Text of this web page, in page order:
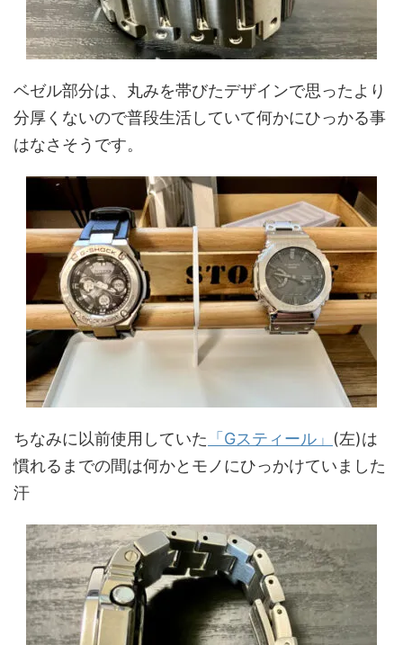
ベゼル部分は、丸みを帯びたデザインで思ったより
分厚くないので普段生活していて何かにひっかる事
はなさそうです。
ちなみに以前使用していた 「Gスティール」 (左)は
慣れるまでの間は何かとモノにひっかけていました
汗